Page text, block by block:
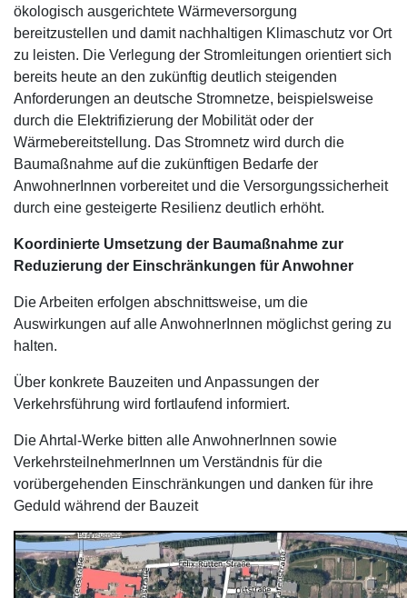
ökologisch ausgerichtete Wärmeversorgung
bereitzustellen und damit nachhaltigen Klimaschutz vor Ort
zu leisten. Die Verlegung der Stromleitungen orientiert sich
bereits heute an den zukünftig deutlich steigenden
Anforderungen an deutsche Stromnetze, beispielsweise
durch die Elektrifizierung der Mobilität oder der
Wärmebereitstellung. Das Stromnetz wird durch die
Baumaßnahme auf die zukünftigen Bedarfe der
AnwohnerInnen vorbereitet und die Versorgungssicherheit
durch eine gesteigerte Resilienz deutlich erhöht.
Koordinierte Umsetzung der Baumaßnahme zur
Reduzierung der Einschränkungen für Anwohner
Die Arbeiten erfolgen abschnittsweise, um die
Auswirkungen auf alle AnwohnerInnen möglichst gering zu
halten.
Über konkrete Bauzeiten und Anpassungen der
Verkehrsführung wird fortlaufend informiert.
Die Ahrtal-Werke bitten alle AnwohnerInnen sowie
VerkehrsteilnehmerInnen um Verständnis für die
vorübergehenden Einschränkungen und danken für ihre
Geduld während der Bauzeit